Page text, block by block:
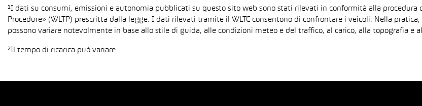
¹I dati su consumi, emissioni e autonomia pubblicati su questo sito web sono stati rilevati in conformità alla
Procedure» (WLTP) prescritta dalla legge. I dati rilevati tramite il WLTC consentono di confrontare i veicoli. Nella
possono variare notevolmente in base allo stile di guida, alle condizioni meteo e del traffico, al carico, alla topografia
²Il tempo di ricarica può variare